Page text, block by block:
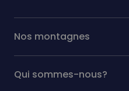
Nos montagnes
Qui sommes-nous?